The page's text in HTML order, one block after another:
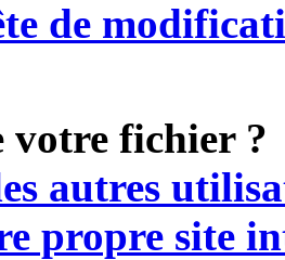
de
votre fichier ?
autres
propre site